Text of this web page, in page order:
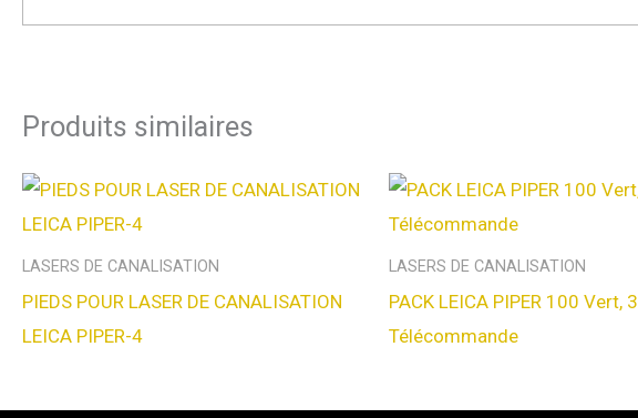
Produits similaires
LASERS DE CANALISATION
PIEDS POUR LASER DE CANALISATION
LEICA PIPER-4
LASERS DE CANALISATION
PACK LEICA PIPER 100 Vert,
Télécommande